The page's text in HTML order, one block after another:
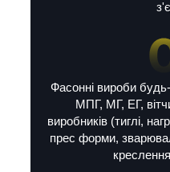
Фасонні вироби будь-
МПГ, МГ, ЕГ,
виробників (тиглі,
прес форми,